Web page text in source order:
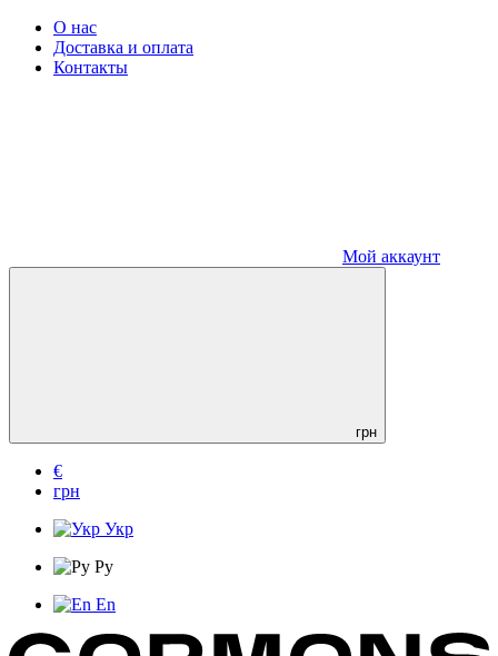
О нас
Доставка и оплата
Контакты
Мой аккаунт
грн
€
грн
Укр
Ру
En